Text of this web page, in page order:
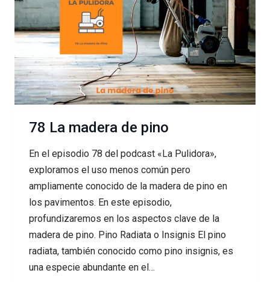
78 La madera de pino
En el episodio 78 del podcast «La Pulidora»,
exploramos el uso menos común pero
ampliamente conocido de la madera de pino en
los pavimentos. En este episodio,
profundizaremos en los aspectos clave de la
madera de pino. Pino Radiata o Insignis El pino
radiata, también conocido como pino insignis, es
una especie abundante en el…